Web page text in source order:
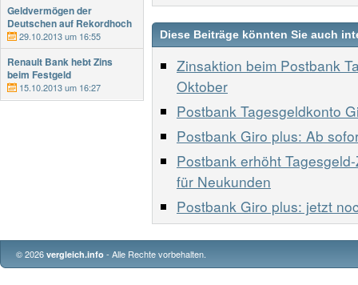
Geldvermögen der
Deutschen auf Rekordhoch
29.10.2013 um 16:55
Renault Bank hebt Zins
beim Festgeld
15.10.2013 um 16:27
Diese Beiträge könnten Sie auch
Zinsaktion beim Postbank
Oktober
Postbank Tagesgeldkonto
Postbank Giro plus: Ab
Postbank erhöht
für Neukunden
Postbank Giro plus: jetzt
© 2026 vergleich.info - Alle Rechte vorbehalten.